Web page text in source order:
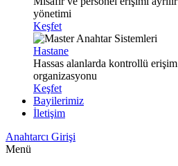
yönetimi
Keşfet
Hastane
Hassas alanlarda kontrollü erişim
organizasyonu
Keşfet
Bayilerimiz
İletişim
Anahtarcı Girişi
Menü